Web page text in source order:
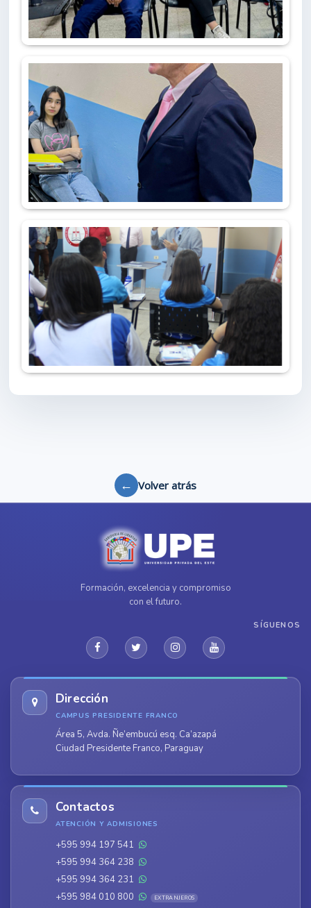
← Volver atrás
Formación, excelencia y compromiso
con el futuro.
SÍGUENOS
Dirección
CAMPUS PRESIDENTE FRANCO
Área 5, Avda. Ñe’embucú esq. Ca’azapá
Ciudad Presidente Franco, Paraguay
Contactos
ATENCIÓN Y ADMISIONES
+595 994 197 541
+595 994 364 238
+595 994 364 231
+595 984 010 800
EXTRANJEROS